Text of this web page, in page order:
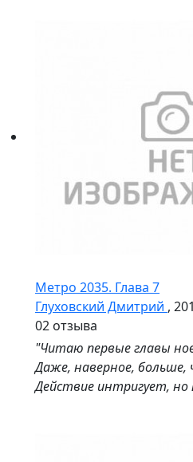
Метро 2035. Глава 7
Глуховский Дмитрий ,
02 отзыва
"Читаю первые главы
Даже, наверное, больше,
Действие интригует, но